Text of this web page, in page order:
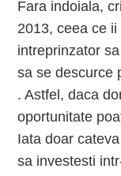
Fara indoiala,
2013, ceea ce
intreprinzator
sa se descurce
. Astfel, daca
oportunitate
Iata doar
sa investesti